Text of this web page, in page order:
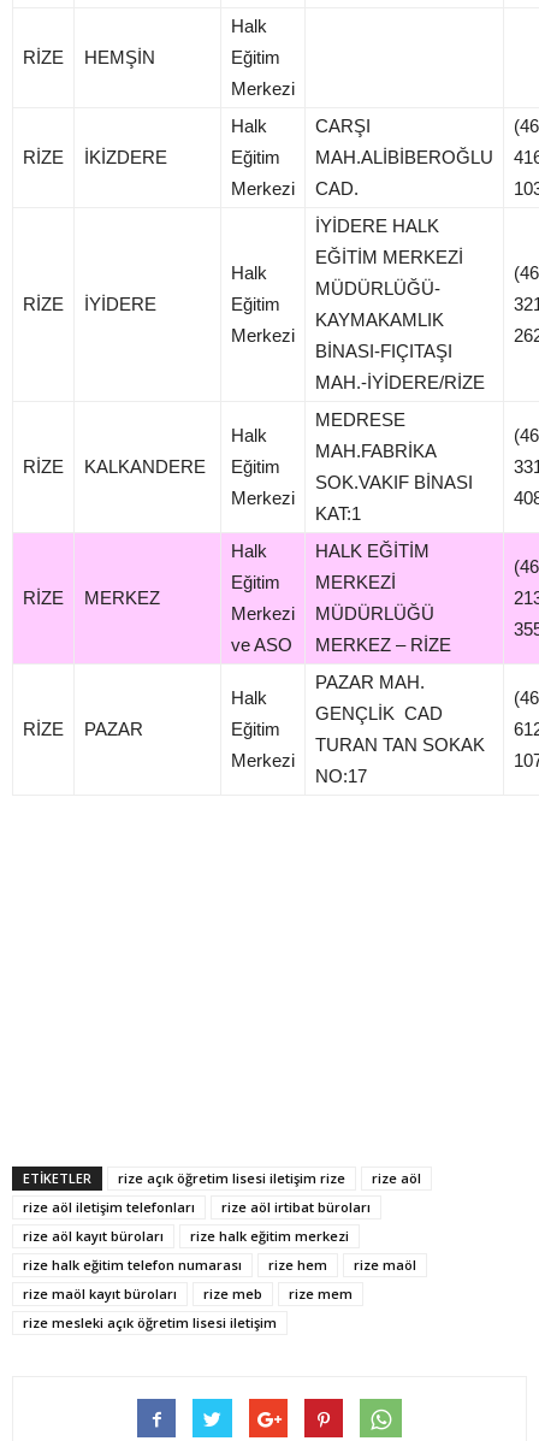
RİZE HEMŞİN
Halk
Eğitim
Merkezi
RİZE İKİZDERE
Halk
Eğitim
Merkezi
CARŞI
MAH.ALİBİBEROĞLU
CAD.
RİZE İYİDERE
Halk
Eğitim
Merkezi
İYİDERE HALK
EĞİTİM MERKEZİ
MÜDÜRLÜĞÜ-
KAYMAKAMLIK
BİNASI-FIÇITAŞI
MAH.-İYİDERE/RİZE
RİZE KALKANDERE
Halk
Eğitim
Merkezi
MEDRESE
MAH.FABRİKA
SOK.VAKIF BİNASI
KAT:1
RİZE MERKEZ
Halk
Eğitim
Merkezi
ve ASO
HALK EĞİTİM
MERKEZİ
MÜDÜRLÜĞÜ
MERKEZ – RİZE
RİZE PAZAR
Halk
Eğitim
Merkezi
PAZAR MAH.
GENÇLİK CAD
TURAN TAN SOKAK
NO:17
ETİKETLER rize açık öğretim lisesi iletişim rize
rize aöl
rize aöl iletişim telefonları
rize aöl irtibat büroları
rize aöl kayıt büroları
rize halk eğitim merkezi
rize halk eğitim telefon numarası
rize hem
rize maöl
rize maöl kayıt büroları
rize meb
rize mem
rize mesleki açık öğretim lisesi iletişim